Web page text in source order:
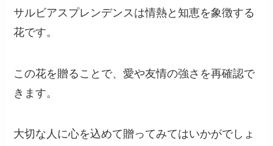
サルビアスプレンデンスは情熱と知恵を象徴する
花です。
この花を贈ることで、愛や友情の強さを再確認で
きます。
大切な人に心を込めて贈ってみてはいかがでしょ